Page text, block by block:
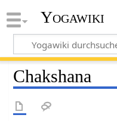
Yogawiki
Chakshana